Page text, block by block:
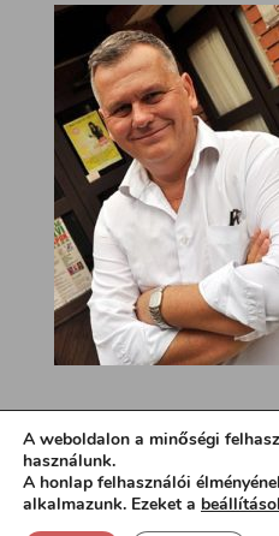
A weboldalon a minőségi
használunk.
A honlap felhasználói
alkalmazunk. Ezeket a